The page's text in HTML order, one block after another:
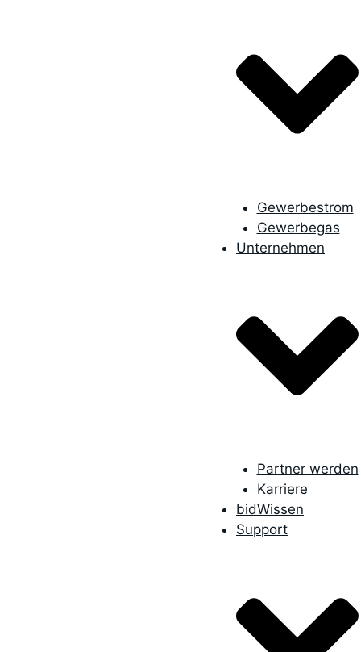
Gewerbestrom
Gewerbegas
Unternehmen
Partner werden
Karriere
bidWissen
Support